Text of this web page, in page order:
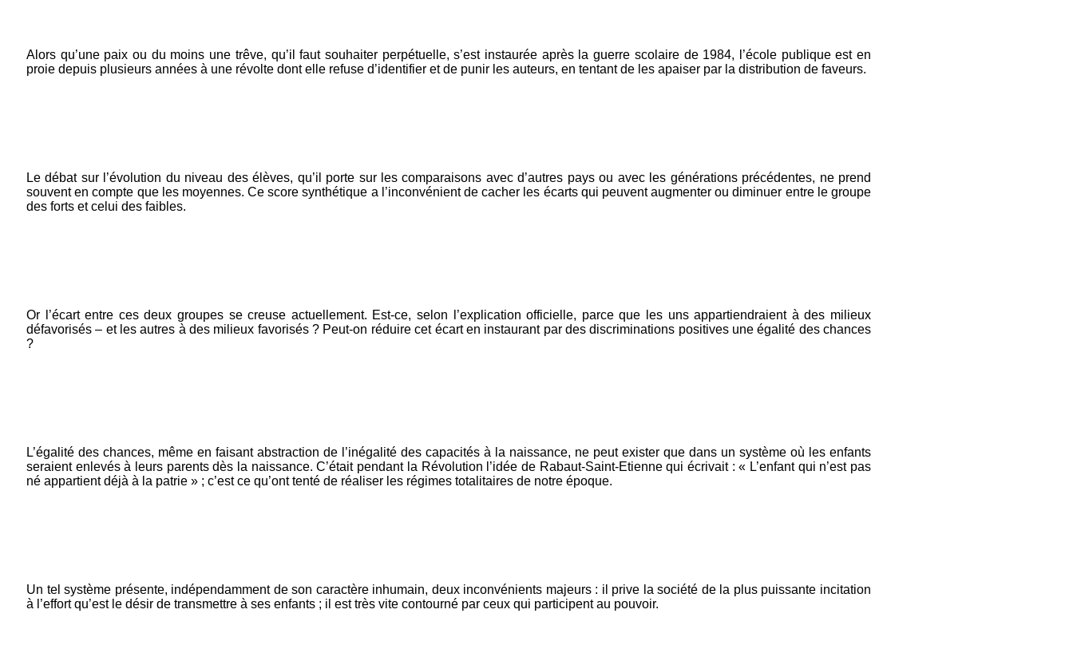
Alors qu’une paix ou du moins une trêve, qu’il faut souhaiter perpétuelle, s’est instaurée après la guerre scolaire de 1984, l’école publique est en
proie depuis plusieurs années à une révolte dont elle refuse d’identifier et de punir les auteurs, en tentant de les apaiser par la distribution de faveurs.
Le débat sur l’évolution du niveau des élèves, qu’il porte sur les comparaisons avec d’autres pays ou avec les générations précédentes, ne prend
souvent en compte que les moyennes. Ce score synthétique a l’inconvénient de cacher les écarts qui peuvent augmenter ou diminuer entre le groupe
des forts et celui des faibles.
Or l’écart entre ces deux groupes se creuse actuellement. Est-ce, selon l’explication officielle, parce que les uns appartiendraient à des milieux
défavorisés – et les autres à des milieux favorisés ? Peut-on réduire cet écart en instaurant par des discriminations positives une égalité des chances
?
L’égalité des chances, même en faisant abstraction de l’inégalité des capacités à la naissance, ne peut exister que dans un système où les enfants
seraient enlevés à leurs parents dès la naissance. C’était pendant la Révolution l’idée de Rabaut-Saint-Etienne qui écrivait : « L’enfant qui n’est pas
né appartient déjà à la patrie » ; c’est ce qu’ont tenté de réaliser les régimes totalitaires de notre époque.
Un tel système présente, indépendamment de son caractère inhumain, deux inconvénients majeurs : il prive la société de la plus puissante incitation
à l’effort qu’est le désir de transmettre à ses enfants ; il est très vite contourné par ceux qui participent au pouvoir.